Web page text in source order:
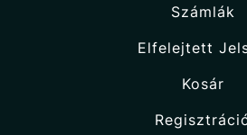
Számlák
Elfelejtett
Kosár